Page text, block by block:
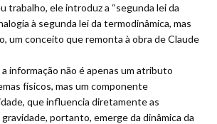
trabalho, ele introduz a “segunda lei da
à segunda lei da termodinâmica, mas
um conceito que remonta à obra de Claude
informação não é apenas um atributo
físicos, mas um componente
que influencia diretamente as
portanto, emerge da dinâmica da